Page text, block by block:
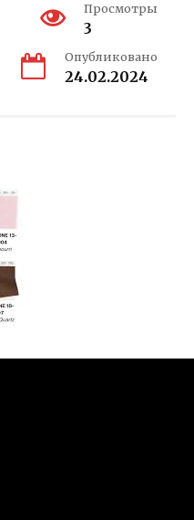
Просмотры
3
Опубликовано
24.02.2024